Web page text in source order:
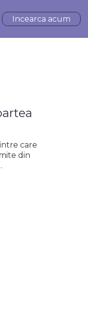
Incearca acum
care
din